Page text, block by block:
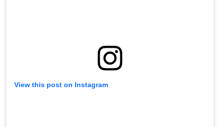
View this post on Instagram